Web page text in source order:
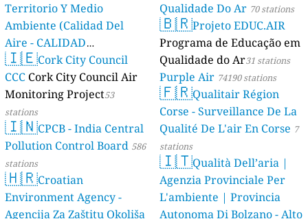
Territorio Y Medio
Ambiente (Calidad Del
Aire - CALIDAD
AMBIENTAL) 23 stations
🇮🇪Cork City Council
CCC Cork City Council Air
Monitoring Project53
stations
🇮🇳CPCB - India Central
Pollution Control Board 586
stations
🇭🇷Croatian
Environment Agency -
Agencija Za Zaštitu Okoliša
Qualidade Do Ar 70 stations
🇧🇷Projeto EDUC.AIR
Programa de Educação em
Qualidade do Ar31 stations
Purple Air 74190 stations
🇫🇷Qualitair Région
Corse - Surveillance De La
Qualité De L'air En Corse 7
stations
🇮🇹Qualità Dell’aria |
Agenzia Provinciale Per
L'ambiente | Provincia
Autonoma Di Bolzano - Alto